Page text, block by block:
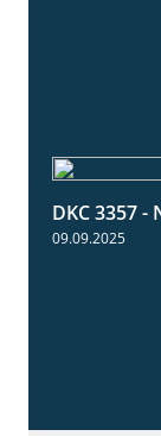
DKC 3357
09.09.2025